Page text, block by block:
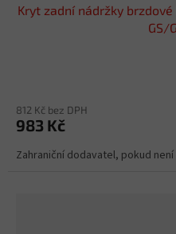
Kryt zadní nádržky
GS/
812 Kč bez DPH
983 Kč
Zahraniční dodavatel, pokud